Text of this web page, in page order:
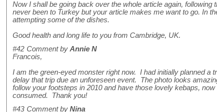
Now I shall be going back over the whole article again, following
never been to Turkey but your article makes me want to go. In
attempting some of the dishes.
Good health and long life to you from Cambridge, UK.
#42 Comment by Annie N
Francois,
I am the green-eyed monster right now. I had initially planned a
delay that trip due an unforeseen event. The photo looks
follow your footsteps in 2010 and have those lovely kebaps,
consumed. Thank you!
#43 Comment by Nina